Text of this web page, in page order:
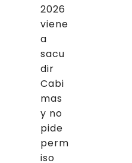
2026
viene
a
sacu
dir
Cabi
mas
y no
pide
perm
iso